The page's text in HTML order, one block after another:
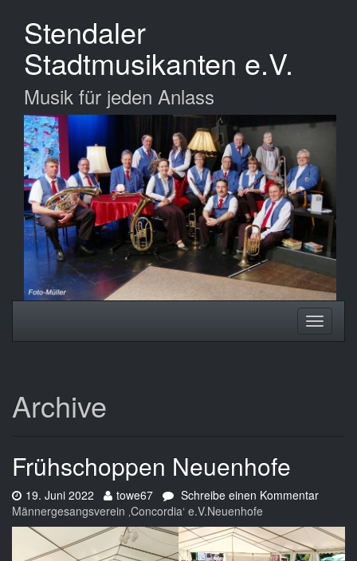
Hauptinhalt
springen
Stendaler
Stadtmusikanten e.V.
Musik für jeden Anlass
ein-/
Archive
Frühschoppen Neuenhofe
Datum:
19. Juni 2022 Autor:
towe67 Schreibe einen Kommentarzu
Männergesangsverein ‚Concordia‘ e.V.Neuenhofe